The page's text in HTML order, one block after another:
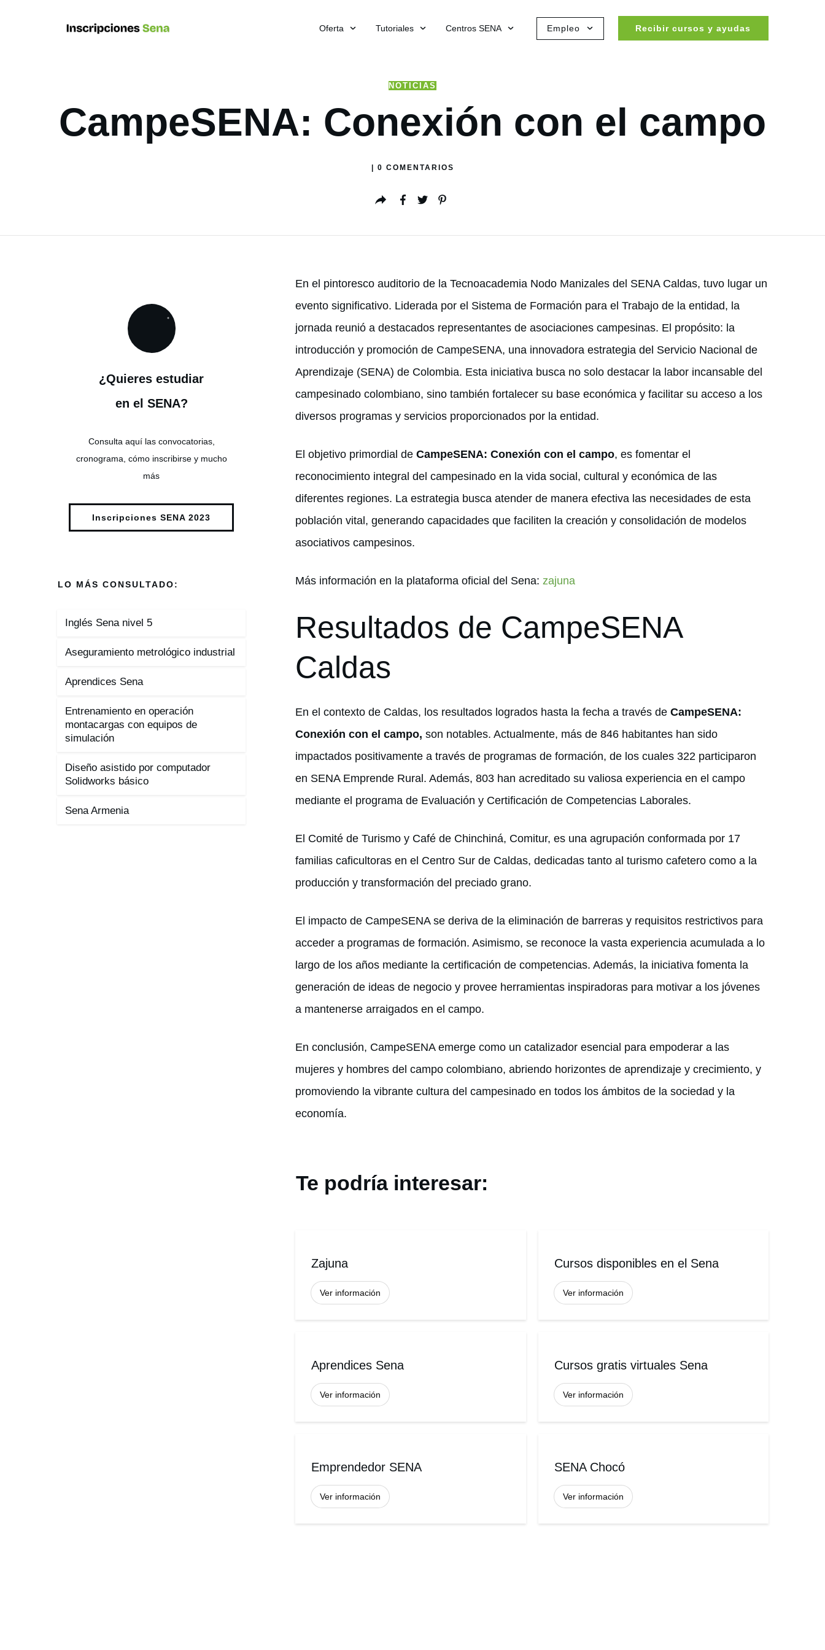
Oferta Tutoriales Centros SENA Empleo Recibir cursos y ayudas
NOTICIAS
CampeSENA: Conexión con el campo
0 COMENTARIOS
En el pintoresco auditorio de la Tecnoacademia Nodo Manizales del SENA Caldas, tuvo lugar un
evento significativo. Liderada por el Sistema de Formación para el Trabajo de la entidad, la
jornada reunió a destacados representantes de asociaciones campesinas. El propósito: la
introducción y promoción de CampeSENA, una innovadora estrategia del Servicio Nacional de
Aprendizaje (SENA) de Colombia. Esta iniciativa busca no solo destacar la labor incansable del
campesinado colombiano, sino también fortalecer su base económica y facilitar su acceso a los
diversos programas y servicios proporcionados por la entidad.
El objetivo primordial deCampeSENA: Conexión con el campo, es fomentar el
reconocimiento integral del campesinado en la vida social, cultural y económica de las
diferentes regiones. La estrategia busca atender de manera efectiva las necesidades de esta
población vital, generando capacidades que faciliten la creación y consolidación de modelos
asociativos campesinos.
Más información en la plataforma oficial del Sena:zajuna
Resultados de CampeSENA
Caldas
En el contexto de Caldas, los resultados logrados hasta la fecha a través deCampeSENA:
Conexión con el campo,son notables. Actualmente, más de 846 habitantes han sido
impactados positivamente a través de programas de formación, de los cuales 322 participaron
en SENA Emprende Rural. Además, 803 han acreditado su valiosa experiencia en el campo
mediante el programa de Evaluación y Certificación de Competencias Laborales.
El Comité de Turismo y Café de Chinchiná, Comitur, es una agrupación conformada por 17
familias caficultoras en el Centro Sur de Caldas, dedicadas tanto al turismo cafetero como a la
producción y transformación del preciado grano.
El impacto de CampeSENA se deriva de la eliminación de barreras y requisitos restrictivos para
acceder a programas de formación. Asimismo, se reconoce la vasta experiencia acumulada a lo
largo de los años mediante la certificación de competencias. Además, la iniciativa fomenta la
generación de ideas de negocio y provee herramientas inspiradoras para motivar a los jóvenes
a mantenerse arraigados en el campo.
En conclusión, CampeSENA emerge como un catalizador esencial para empoderar a las
mujeres y hombres del campo colombiano, abriendo horizontes de aprendizaje y crecimiento, y
promoviendo la vibrante cultura del campesinado en todos los ámbitos de la sociedad y la
economía.
Te podría interesar:
Zajuna
Ver información
Cursos disponibles en el Sena
Ver información
Aprendices Sena
Ver información
Cursos gratis virtuales Sena
Ver información
Emprendedor SENA
Ver información
SENA Chocó
Ver información
¿Quieres estudiar
en el SENA?
Consulta aquí las convocatorias,
cronograma, cómo inscribirse y mucho
más
Inscripciones SENA 2023
LO MÁS CONSULTADO:
Inglés Sena nivel 5
Aseguramiento metrológico industrial
Aprendices Sena
Entrenamiento en operación
montacargas con equipos de
simulación
Diseño asistido por computador
Solidworks básico
Sena Armenia